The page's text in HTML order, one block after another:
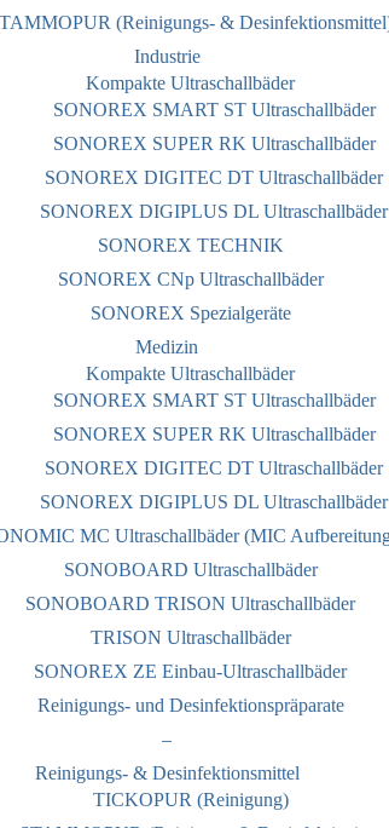
(Reinigungs- &
Industrie
Kompakte Ultraschallbäder
SONOREX SMART ST Ultraschallbäder
SONOREX SUPER RK Ultraschallbäder
SONOREX DIGITEC DT Ultraschallbäder
SONOREX DIGIPLUS DL Ultraschallbäder
SONOREX TECHNIK
SONOREX CNp Ultraschallbäder
SONOREX Spezialgeräte
Medizin
Kompakte Ultraschallbäder
SONOREX SMART ST Ultraschallbäder
SONOREX SUPER RK Ultraschallbäder
SONOREX DIGITEC DT Ultraschallbäder
SONOREX DIGIPLUS DL Ultraschallbäder
MC Ultraschallbäder (MIC
SONOBOARD Ultraschallbäder
SONOBOARD TRISON Ultraschallbäder
TRISON Ultraschallbäder
SONOREX ZE Einbau-Ultraschallbäder
Reinigungs- und Desinfektionspräparate
–
Reinigungs- & Desinfektionsmittel
TICKOPUR (Reinigung)